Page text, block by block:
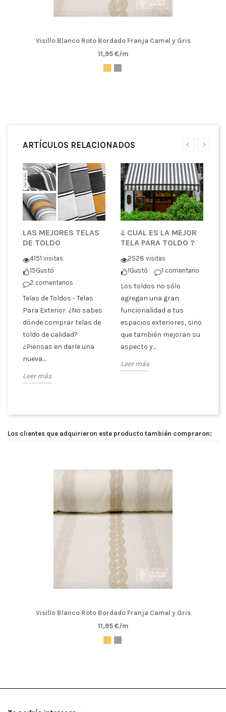
Visillo Blanco Roto Bordado Franja Camel y Gris
11,95 €/m
ARTÍCULOS RELACIONADOS
LAS MEJORES TELAS
DE TOLDO
4151 visitas
15Gustó
2 comentarios
Telas de Toldos - Telas
Para Exterior. ¿No sabes
dónde comprar telas de
toldo de calidad?
¿Piensas en darle una
nueva...
Leer más
¿ CUAL ES LA MEJOR
TELA PARA TOLDO ?
2528 visitas
1Gustó 1 comentario
Los toldos no sólo
agregan una gran
funcionalidad a tus
espacios exteriores, sino
que también mejoran su
aspecto y...
Leer más
Los clientes que adquirieron este producto también compraron:
Visillo Blanco Roto Bordado Franja Camel y Gris
11,95 €/m